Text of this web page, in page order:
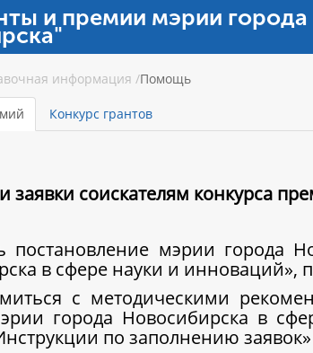
и премии мэрии города
информация /Помощь
Конкурс грантов
заявки соискателям конкурса
постановление мэрии города
в сфере науки и инноваций»,
с методическими
города Новосибирска в
по заполнению заявок»